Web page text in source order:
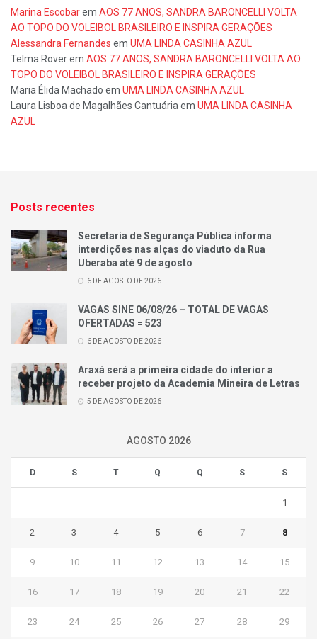
Marina Escobarem AOS 77 ANOS, SANDRA BARONCELLI VOLTA
AO TOPO DO VOLEIBOL BRASILEIRO E INSPIRA GERAÇÕES
Alessandra Fernandes em UMA LINDA CASINHA AZUL
Telma Roverem AOS 77 ANOS, SANDRA BARONCELLI VOLTA AO
TOPO DO VOLEIBOL BRASILEIRO E INSPIRA GERAÇÕES
Maria Élida Machado em UMA LINDA CASINHA AZUL
Laura Lisboa de Magalhães Cantuáriaem UMA LINDA CASINHA
AZUL
Posts recentes
Secretaria de Segurança Pública informa
interdições nas alças do viaduto da Rua
Uberaba até 9 de agosto
6 DE AGOSTO DE 2026
VAGAS SINE 06/08/26 – TOTAL DE VAGAS
OFERTADAS = 523
6 DE AGOSTO DE 2026
Araxá será a primeira cidade do interior a
receber projeto da Academia Mineira de Letras
5 DE AGOSTO DE 2026
AGOSTO 2026
D S T Q Q S S
1
2 3 4 5 6 7 8
9 10 11 12 13 14 15
16 17 18 19 20 21 22
23 24 25 26 27 28 29